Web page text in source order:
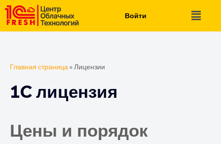
Войти
Главная страница»Лицензии
1C лицензия
Цены и порядок